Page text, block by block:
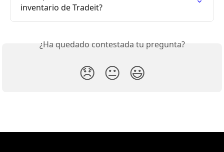
inventario de Tradeit?
¿Ha quedado contestada tu pregunta?
😞 😐 😃